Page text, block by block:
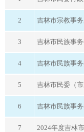
2 吉林市宗教事
3 吉林市民族事
4 吉林市民族事
5 吉林市民委（
6 吉林市民族事
7 2024年度吉林